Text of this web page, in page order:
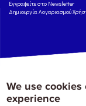
Εγγραφείτε στο Newsletter
Δημιουργία Λογαριασμού
We use
experience